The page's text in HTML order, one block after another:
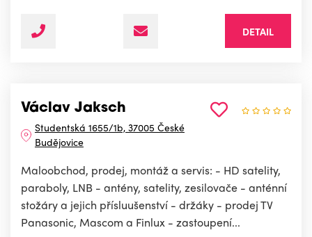
DETAIL
Václav Jaksch
Studentská 1655/1b, 37005 České
Budějovice
Maloobchod, prodej, montáž a servis: - HD satelity,
paraboly, LNB - antény, satelity, zesilovače - anténní
stožáry a jejich přísluušenství - držáky - prodej TV
Panasonic, Mascom a Finlux - zastoupení...